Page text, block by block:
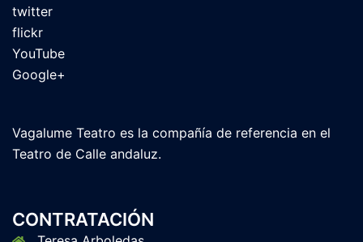
twitter
flickr
YouTube
Google+
Vagalume Teatro es la compañía de referencia en el
Teatro de Calle andaluz.
CONTRATACIÓN